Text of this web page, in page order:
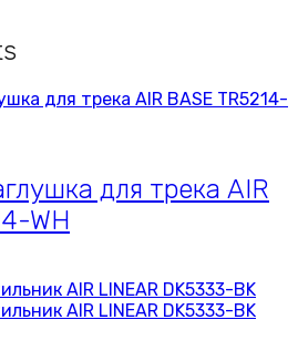
для трека AIR
WH